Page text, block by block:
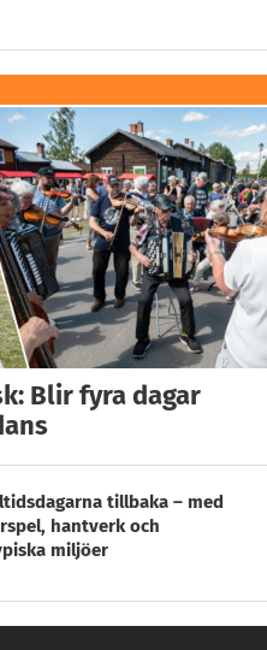
Blir fyra dagar
tillbaka – med
hantverk och
miljöer